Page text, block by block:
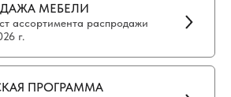
МЕБЕЛИ
ассортимента распродажи
г.
ПРОГРАММА